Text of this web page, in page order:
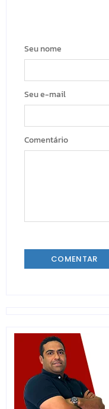
Seu nome
Seu e-mail
Comentário